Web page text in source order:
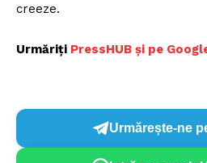
creeze.
Urmăriți PressHUB și pe
Urmărește-ne